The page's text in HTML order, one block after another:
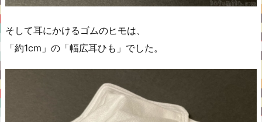
そして耳にかけるゴムのヒモは、
「約1cm」の「幅広耳ひも」でした。